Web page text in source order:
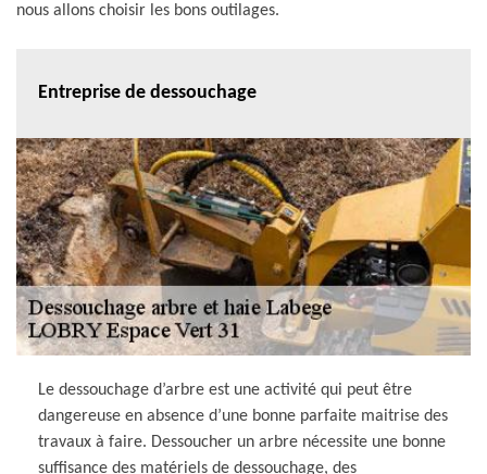
nous allons choisir les bons outilages.
Entreprise de dessouchage
Le dessouchage d’arbre est une activité qui peut être
dangereuse en absence d’une bonne parfaite maitrise des
travaux à faire. Dessoucher un arbre nécessite une bonne
suffisance des matériels de dessouchage, des